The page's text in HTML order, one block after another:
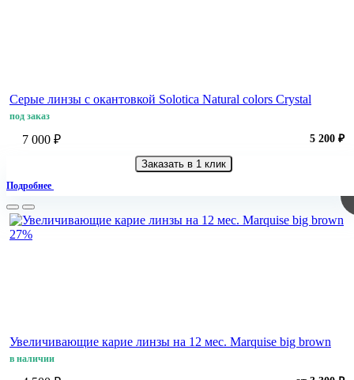
Серые линзы с окантовкой Solotica Natural colors Crystal
под заказ
7 000 ₽ 5 200 ₽
Заказать в 1 клик
Подробнее
27%
Увеличивающие карие линзы на 12 мес. Marquise big brown
в наличии